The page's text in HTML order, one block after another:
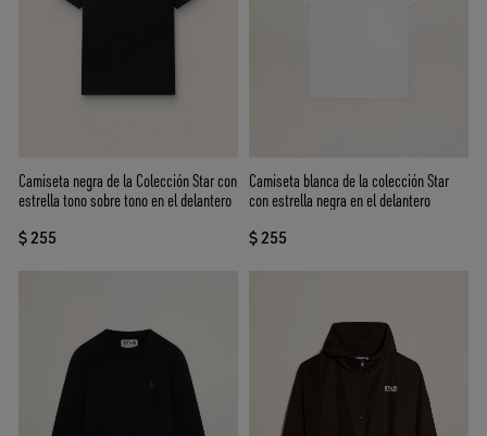
Camiseta negra de la Colección Star con
estrella tono sobre tono en el delantero
$ 255
Camiseta blanca de la colección Star
con estrella negra en el delantero
$ 255